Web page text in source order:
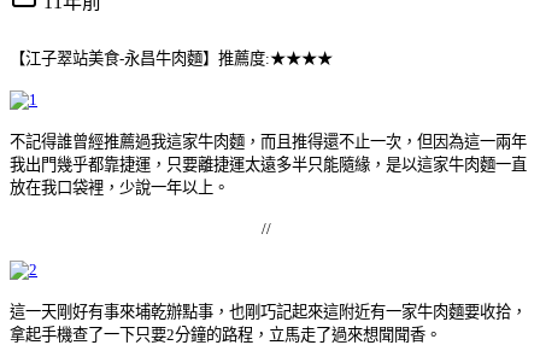
【江子翠站美食-永昌牛肉麵】推薦度:★★★★
不記得誰曾經推薦過我這家牛肉麵，而且推得還不止一次，但因為這一兩年
我出門幾乎都靠捷運，只要離捷運太遠多半只能隨緣，是以這家牛肉麵一直
放在我口袋裡，少說一年以上。
//
這一天剛好有事來埔乾辦點事，也剛巧記起來這附近有一家牛肉麵要收拾，
拿起手機查了一下只要2分鐘的路程，立馬走了過來想聞聞香。